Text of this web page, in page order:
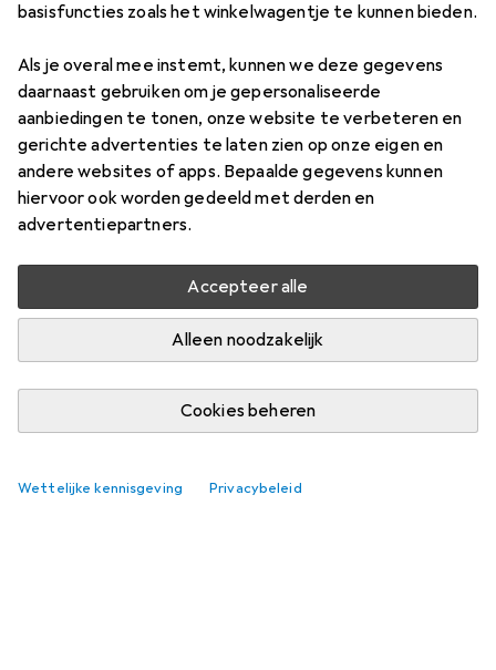
basisfuncties zoals het winkelwagentje te kunnen bieden.
Als je overal mee instemt, kunnen we deze gegevens
daarnaast gebruiken om je gepersonaliseerde
aanbiedingen te tonen, onze website te verbeteren en
gerichte advertenties te laten zien op onze eigen en
andere websites of apps. Bepaalde gegevens kunnen
hiervoor ook worden gedeeld met derden en
advertentiepartners.
Accepteer alle
Alleen noodzakelijk
Cookies beheren
Wettelijke kennisgeving Privacybeleid
ProductenForum